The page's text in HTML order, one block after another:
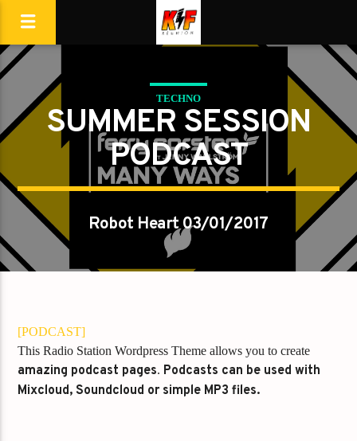
TECHNO
SUMMER SESSION
PODCAST
Robot Heart 03/01/2017
[PODCAST]
This Radio Station Wordpress Theme allows you to create
amazing podcast pages. Podcasts can be used with
Mixcloud, Soundcloud or simple MP3 files.